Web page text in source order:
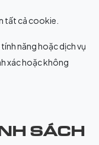
tất cả cookie.
năng hoặc dịch vụ
xác hoặc không
SÁCH